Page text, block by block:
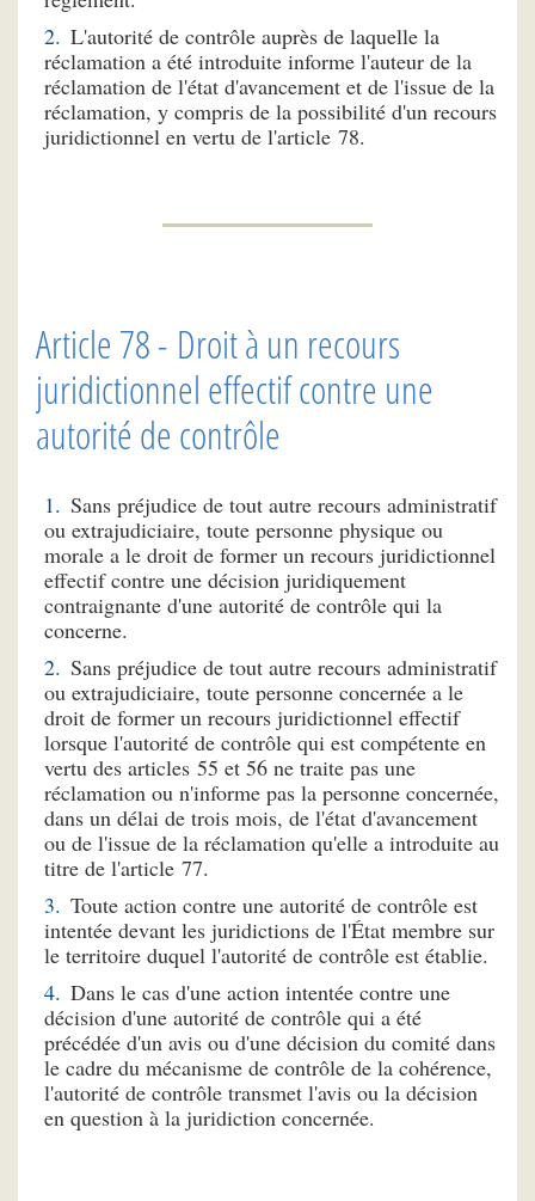
L'autorité de contrôle auprès de laquelle la
réclamation a été introduite informe l'auteur de la
réclamation de l'état d'avancement et de l'issue de la
réclamation, y compris de la possibilité d'un recours
juridictionnel en vertu de l'article 78.
Article 78 - Droit à un recours
juridictionnel effectif contre une
autorité de contrôle
Sans préjudice de tout autre recours administratif
ou extrajudiciaire, toute personne physique ou
morale a le droit de former un recours juridictionnel
effectif contre une décision juridiquement
contraignante d'une autorité de contrôle qui la
concerne.
Sans préjudice de tout autre recours administratif
ou extrajudiciaire, toute personne concernée a le
droit de former un recours juridictionnel effectif
lorsque l'autorité de contrôle qui est compétente en
vertu des articles 55 et 56 ne traite pas une
réclamation ou n'informe pas la personne concernée,
dans un délai de trois mois, de l'état d'avancement
ou de l'issue de la réclamation qu'elle a introduite au
titre de l'article 77.
Toute action contre une autorité de contrôle est
intentée devant les juridictions de l'État membre sur
le territoire duquel l'autorité de contrôle est établie.
Dans le cas d'une action intentée contre une
décision d'une autorité de contrôle qui a été
précédée d'un avis ou d'une décision du comité dans
le cadre du mécanisme de contrôle de la cohérence,
l'autorité de contrôle transmet l'avis ou la décision
en question à la juridiction concernée.